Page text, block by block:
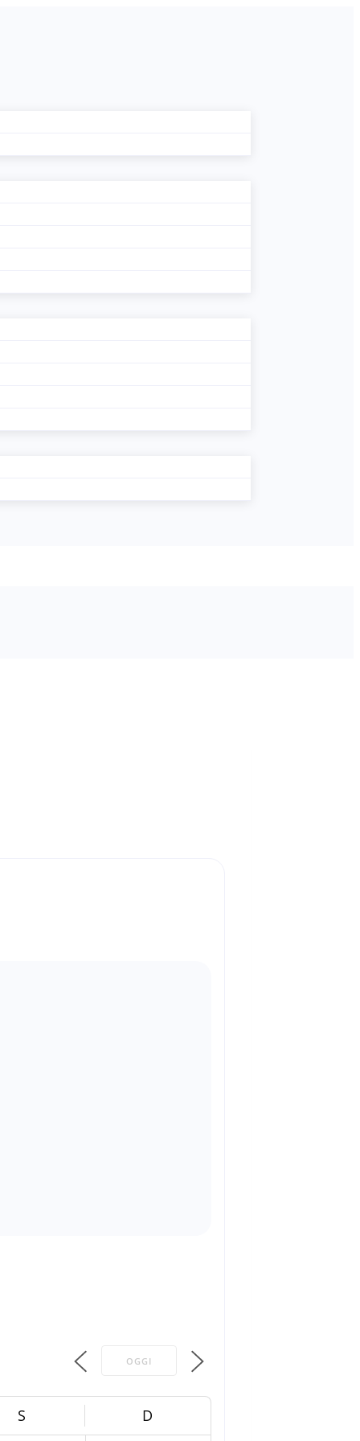
OGGI
S D